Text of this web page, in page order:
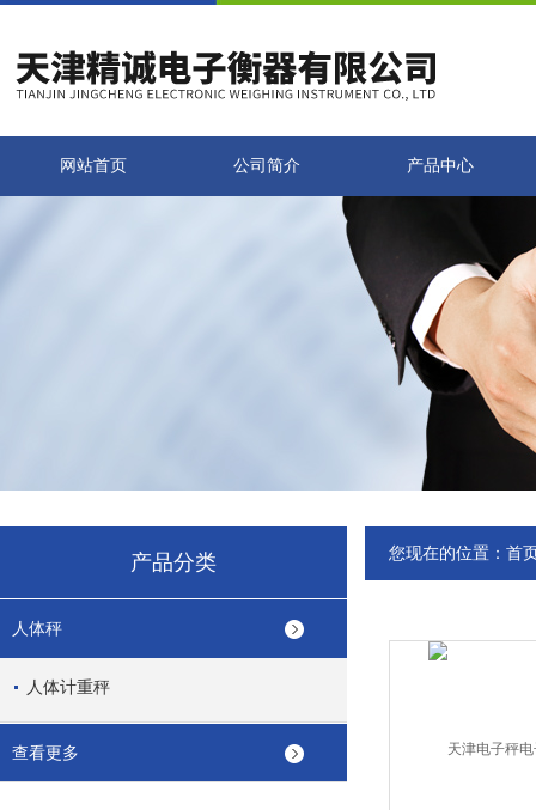
网站首页 公司简介 产品中心
产品分类
人体秤
人体计重秤
查看更多
您现在的位置： 首